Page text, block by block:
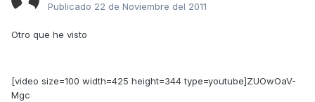
Publicado 22 de Noviembre del 2011
Otro que he visto
[video size=100 width=425 height=344 type=youtube]ZUOwOaV-
Mgc